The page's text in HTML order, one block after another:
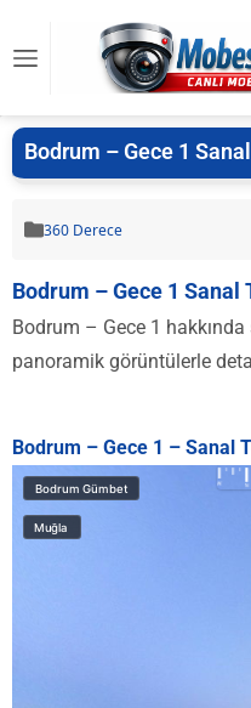
Bodrum – Gece 1
360 Derece
Bodrum – Gece 1 Sanal
Bodrum – Gece 1
panoramik görüntülerle
Bodrum – Gece 1 – Sanal